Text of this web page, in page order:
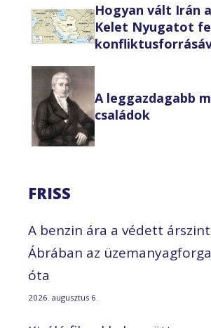
Hogyan vált Irán
Kelet Nyugatot
A leggazdagabb
családok
FRISS
A benzin ára a védett
Ábrában az
óta
2026. augusztus 6.